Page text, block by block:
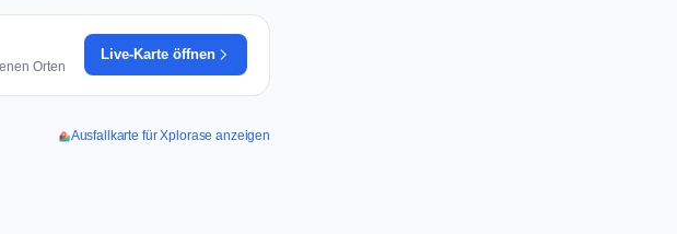
Orten
Live-Karte öffnen
Ausfallkarte für Xplorase anzeigen